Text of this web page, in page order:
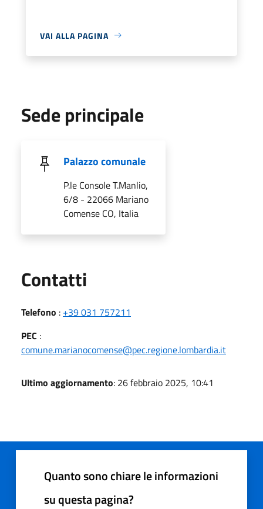
VAI ALLA PAGINA
Sede principale
Palazzo comunale
P.le Console T.Manlio,
6/8 - 22066 Mariano
Comense CO, Italia
Contatti
Telefono : +39 031 757211
PEC :
comune.marianocomense@pec.regione.lombardia.it
Ultimo aggiornamento: 26 febbraio 2025, 10:41
Quanto sono chiare le informazioni
su questa pagina?